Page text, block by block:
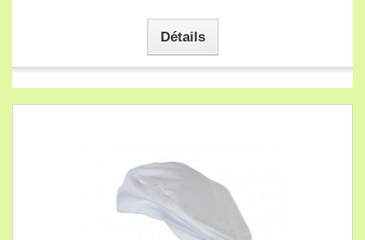
Détails